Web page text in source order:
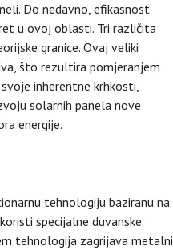
Do nedavno, efikasnost
u ovoj oblasti. Tri različita
granice. Ovaj veliki
što rezultira pomjeranjem
inherentne krhkosti,
solarnih panela nove
energije.
tehnologiju baziranu na
specijalne duvanske
tehnologija zagrijava metalni